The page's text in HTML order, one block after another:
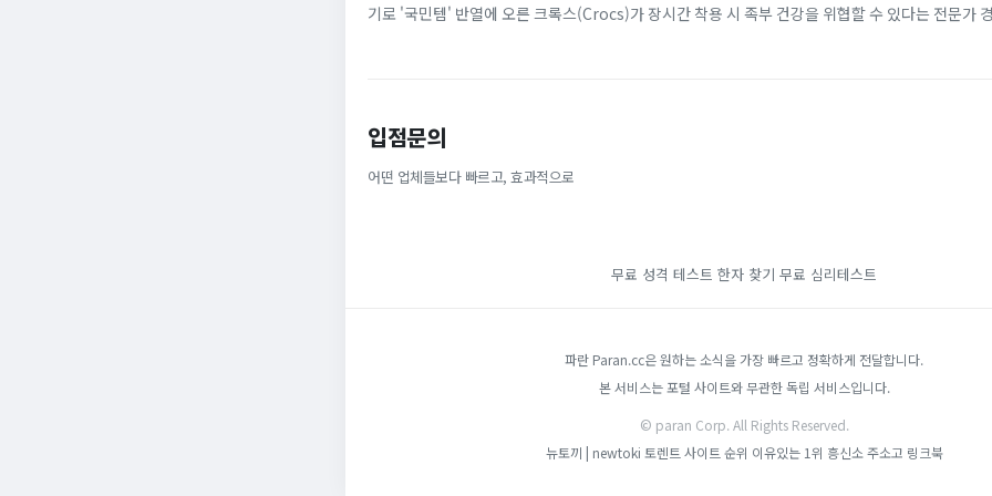
기로 '국민템' 반열에 오른 크록스(Crocs)가 장시간 착용 시 족부 건강을 위협할 수 있다는 전문가 경
입점문의
어떤 업체들보다 빠르고, 효과적으로
무료 성격 테스트 한자 찾기 무료 심리테스트
파란 Paran.cc은 원하는 소식을 가장 빠르고 정확하게 전달합니다.
본 서비스는 포털 사이트와 무관한 독립 서비스입니다.
© paran Corp. All Rights Reserved.
뉴토끼 | newtoki 토렌트 사이트 순위 이유있는 1위 흥신소 주소고 링크북